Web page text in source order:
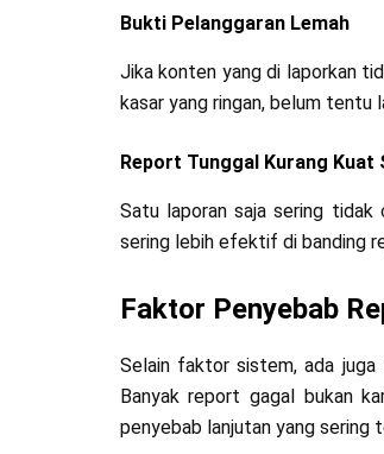
Bukti Pelanggaran Lemah
Jika konten yang di laporkan
kasar yang ringan, belum tentu
Report Tunggal Kurang Kuat
Satu laporan saja sering
sering lebih efektif di banding
Faktor Penyebab
Selain faktor sistem, ada
Banyak report gagal bukan
penyebab lanjutan yang sering